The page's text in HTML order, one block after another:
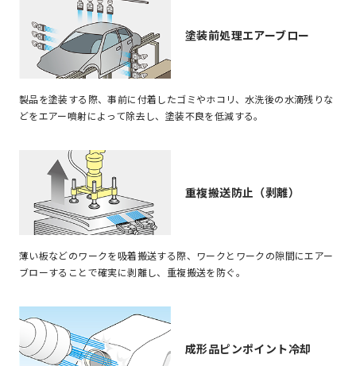
塗装前処理エアーブロー
製品を塗装する際、事前に付着したゴミやホコリ、水洗後の水滴残りな
どをエアー噴射によって除去し、塗装不良を低減する。
重複搬送防止（剥離）
薄い板などのワークを吸着搬送する際、ワークとワークの隙間にエアー
ブローすることで確実に剥離し、重複搬送を防ぐ。
成形品ピンポイント冷却